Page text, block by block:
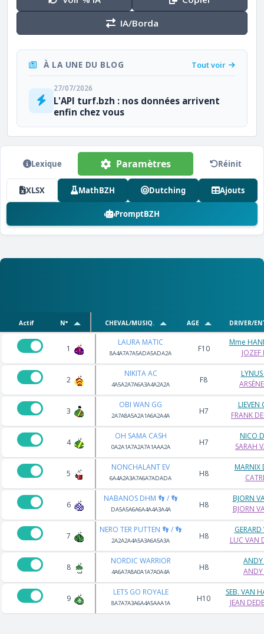
IA/Borda
À LA UNE DU BLOG Tout voir
27/07/2026
L'API turf.bzh : nos données arrivent
enfin chez vous
Lexique Paramètres Réinit
XLSX MathBZH Dutching Ajouts
PromptBZH
Actif N° CHEVAL/MUSIQ. AGE DRIVER/
1
LAURA MATIC
8A4A7A7A5ADA5ADA2A F10
Mme
JOZEF
2
NIKITA AC
4A5A2A7A6A3A4A2A2A F8
3
OBI WAN GG
2A7A8A5A2A1A6A2A4A H7
LIEVEN
FRANK
4
OH SAMA CASH
0A2A1A7A2A7A1AAA2A H7
NICO
SARAH
5
NONCHALANT EV
6A4A2A3A7A6A7ADADA H8
MARNIX
6
NABANOS DHM 👣 / 👣
DA5A5A6A6A4A4A3A4A H8
BJORN
BJORN
7
NERO TER PUTTEN 👣 / 👣
2A2A2A4A5A3A6A5A3A H8
GERARD
LUC VAN
8
NORDIC WARRIOR
4A6A7A8A0A1A7A0A4A H8
ANDY
ANDY
9
LETS GO ROYALE
8A7A7A3A6A4A5AAA1A H10
SEB. VAN
JEAN